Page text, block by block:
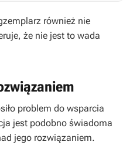
również nie
że nie jest to wada
problem do wsparcia
jest podobno świadoma
jego rozwiązaniem.